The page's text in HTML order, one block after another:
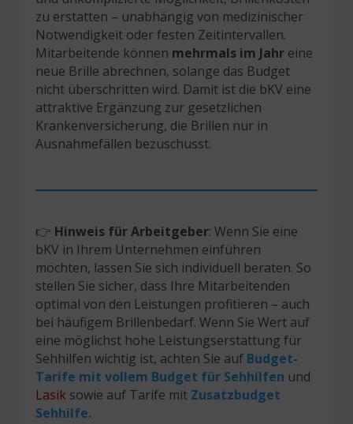
zu erstatten – unabhängig von medizinischer
Notwendigkeit oder festen Zeitintervallen.
Mitarbeitende können mehrmals im Jahr eine
neue Brille abrechnen, solange das Budget
nicht überschritten wird. Damit ist die bKV eine
attraktive Ergänzung zur gesetzlichen
Krankenversicherung, die Brillen nur in
Ausnahmefällen bezuschusst.
👉 Hinweis für Arbeitgeber: Wenn Sie eine
bKV in Ihrem Unternehmen einführen
möchten, lassen Sie sich individuell beraten. So
stellen Sie sicher, dass Ihre Mitarbeitenden
optimal von den Leistungen profitieren – auch
bei häufigem Brillenbedarf. Wenn Sie Wert auf
eine möglichst hohe Leistungserstattung für
Sehhilfen wichtig ist, achten Sie auf Budget-
Tarife mit vollem Budget für Sehhilfen und
Lasik sowie auf Tarife mit Zusatzbudget
Sehhilfe.